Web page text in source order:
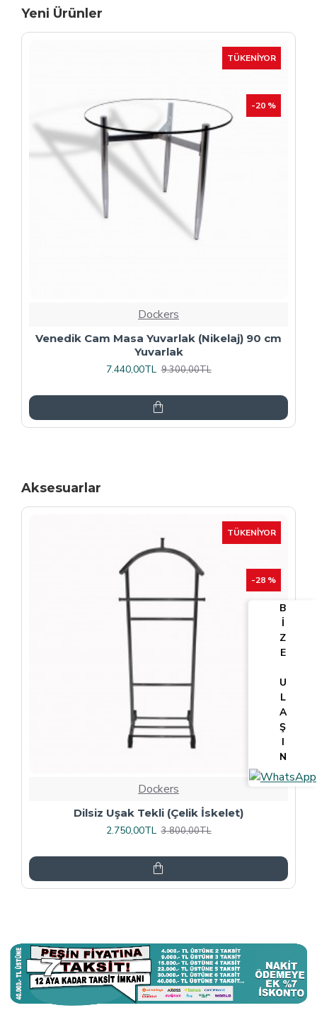
Yeni Ürünler
-15 %
Dockers
Plaza Kare ESB Mutfak Masası (Werzalit,
Allzalit veya Wermodin Tablalı 80X80) -
Afyon Mermer
Aksesuarlar
TÜKENIYOR
-25 %
Dockers
Tv Lcd Standı 5484
3.375,00TL 4.500,00TL
B
İ
Z
E
U
L
A
Ş
I
N